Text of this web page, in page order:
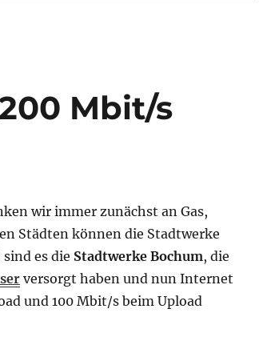
Mbit/s
wir immer zunächst an Gas,
Städten können die Stadtwerke
es die Stadtwerke Bochum, die
versorgt haben und nun Internet
und 100 Mbit/s beim Upload